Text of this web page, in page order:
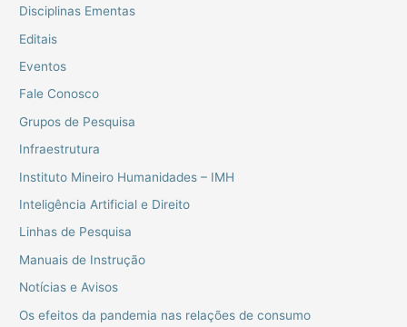
Disciplinas Ementas
Editais
Eventos
Fale Conosco
Grupos de Pesquisa
Infraestrutura
Instituto Mineiro Humanidades – IMH
Inteligência Artificial e Direito
Linhas de Pesquisa
Manuais de Instrução
Notícias e Avisos
Os efeitos da pandemia nas relações de consumo